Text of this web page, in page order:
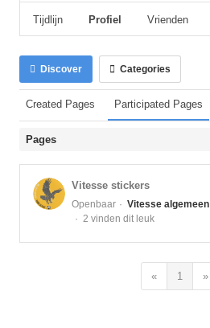
Tijdlijn Profiel Vrienden
Discover Categories
Created Pages Participated Pages
Pages
Vitesse stickers
Openbaar
Vitesse algemeen
2 vinden dit leuk
« 1 »